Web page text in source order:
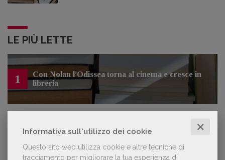
Informativa sull'utilizzo dei cookie ✕
Questo sito web utilizza cookie e altre tecniche di
tracciamento per migliorare la tua esperienza di
LE PIÙ LETTE
1
Con Nolan l’Odissea torna al cinema e cresce in
libreria
Forse è il momento di cambiare prospettiva